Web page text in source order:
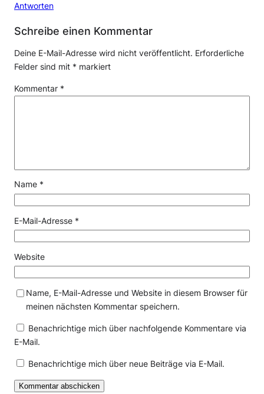
Antworten
Schreibe einen Kommentar
Deine E-Mail-Adresse wird nicht veröffentlicht. Erforderliche
Felder sind mit * markiert
Kommentar *
Name *
E-Mail-Adresse *
Website
Name, E-Mail-Adresse und Website in diesem Browser für
meinen nächsten Kommentar speichern.
Benachrichtige mich über nachfolgende Kommentare via
E-Mail.
Benachrichtige mich über neue Beiträge via E-Mail.